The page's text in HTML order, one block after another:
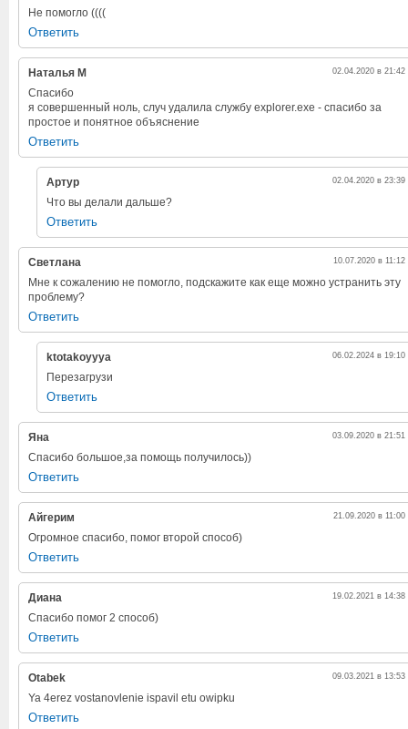
Не помогло ((((
Ответить
Наталья М 02.04.2020 в 21:42
Спасибо
я совершенный ноль, случ удалила службу explorer.exe - спасибо за
простое и понятное объяснение
Ответить
Артур 02.04.2020 в 23:39
Что вы делали дальше?
Ответить
Светлана 10.07.2020 в 11:12
Мне к сожалению не помогло, подскажите как еще можно устранить эту
проблему?
Ответить
ktotakoyyya 06.02.2024 в 19:10
Перезагрузи
Ответить
Яна 03.09.2020 в 21:51
Спасибо большое,за помощь получилось))
Ответить
Айгерим 21.09.2020 в 11:00
Огромное спасибо, помог второй способ)
Ответить
Диана 19.02.2021 в 14:38
Спасибо помог 2 способ)
Ответить
Otabek 09.03.2021 в 13:53
Ya 4erez vostanovlenie ispavil etu owipku
Ответить